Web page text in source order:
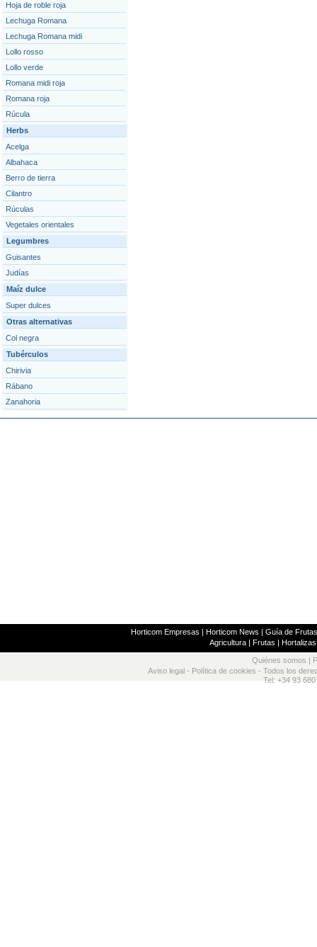
Hoja de roble roja
Lechuga Romana
Lechuga Romana midi
Lollo rosso
Lollo verde
Romana midi roja
Romana roja
Rúcula
Herbs
Acelga
Albahaca
Berro de tierra
Cilantro
Rúculas
Vegetales orientales
Legumbres
Guisantes
Judías
Maíz dulce
Super dulces
Otras alternativas
Col negra
Tubérculos
Chirivia
Rábano
Zanahoria
Horticom Empresas | Horticom News | Guía de
Agricultura| Frutas | Hortalizas
Quiénes somos
Aviso legal - Política de cookies - Todos los
Tel: +34 93